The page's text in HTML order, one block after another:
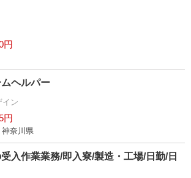
円
ヘルパー
イン
円
奈川県
受入作業業務/即入寮/製造・工場/日勤/日